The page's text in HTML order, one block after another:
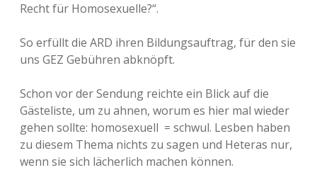
Recht für Homosexuelle?“.
So erfüllt die ARD ihren Bildungsauftrag, für den sie
uns GEZ Gebühren abknöpft.
Schon vor der Sendung reichte ein Blick auf die
Gästeliste, um zu ahnen, worum es hier mal wieder
gehen sollte: homosexuell = schwul. Lesben haben
zu diesem Thema nichts zu sagen und Heteras nur,
wenn sie sich lächerlich machen können.